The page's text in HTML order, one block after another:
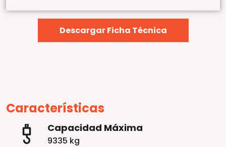
Descargar Ficha Técnica
Características
Capacidad Máxima
9335 kg